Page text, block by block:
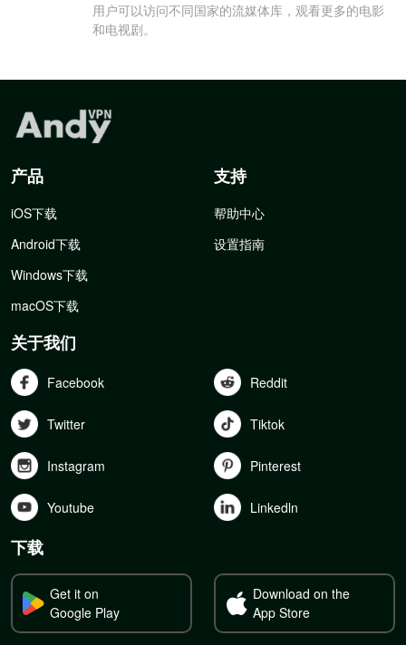
用户可以访问不同国家的流媒体库，观看更多的电影
和电视剧。
产品
iOS下载
Android下载
Windows下载
macOS下载
支持
帮助中心
设置指南
关于我们
Facebook Reddit
Twitter Tiktok
Instagram Pinterest
Youtube Linkedln
下载
Get it on
Google Play
Download on the
App Store